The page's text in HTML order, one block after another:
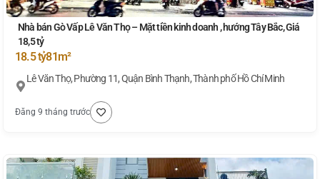
Nhà bán Gò Vấp Lê Văn Thọ – Mặt tiền kinh doanh , hướng Tây Bắc, Giá
18,5 tỷ
18.5 tỷ81m²
Lê Văn Thọ, Phường 11, Quận Bình Thạnh, Thành phố Hồ Chí Minh
Đăng 9 tháng trước